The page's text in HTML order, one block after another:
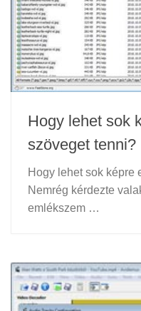
Hogy lehet sok
szöveget tenni?
Hogy lehet sok képre
Nemrég kérdezte
emlékszem …